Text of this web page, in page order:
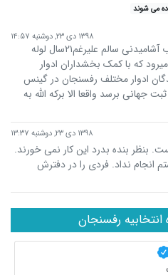
می شوند
۱۳۹۸ دی ۲۳, دوشنبه ۱۴:۵۷
روستای رودین راویز ازنظر نداشتن آب آشامیدنی سالم علیرغم۲۱سال لوله
میرود که با کمک بخشداران ادوار
ادوار مختلف رفسنجان در گینس
جهانی برسد واقعا الا برکه الله به
۱۳۹۸ دی ۲۳, دوشنبه ۱۳:۳۷
بنظر بنده بدرد این کار نمی خورند.
انجام نداد. فردی را در دفترش
رفسنجان